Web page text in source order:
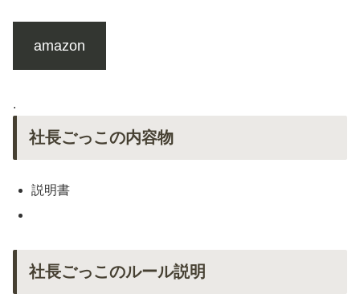
amazon
.
社長ごっこの内容物
説明書
社長ごっこのルール説明